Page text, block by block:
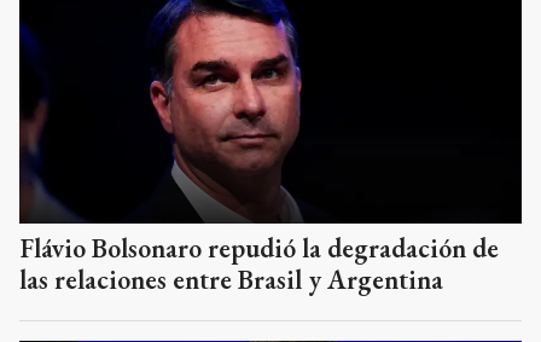
Flávio Bolsonaro repudió la degradación de
las relaciones entre Brasil y Argentina